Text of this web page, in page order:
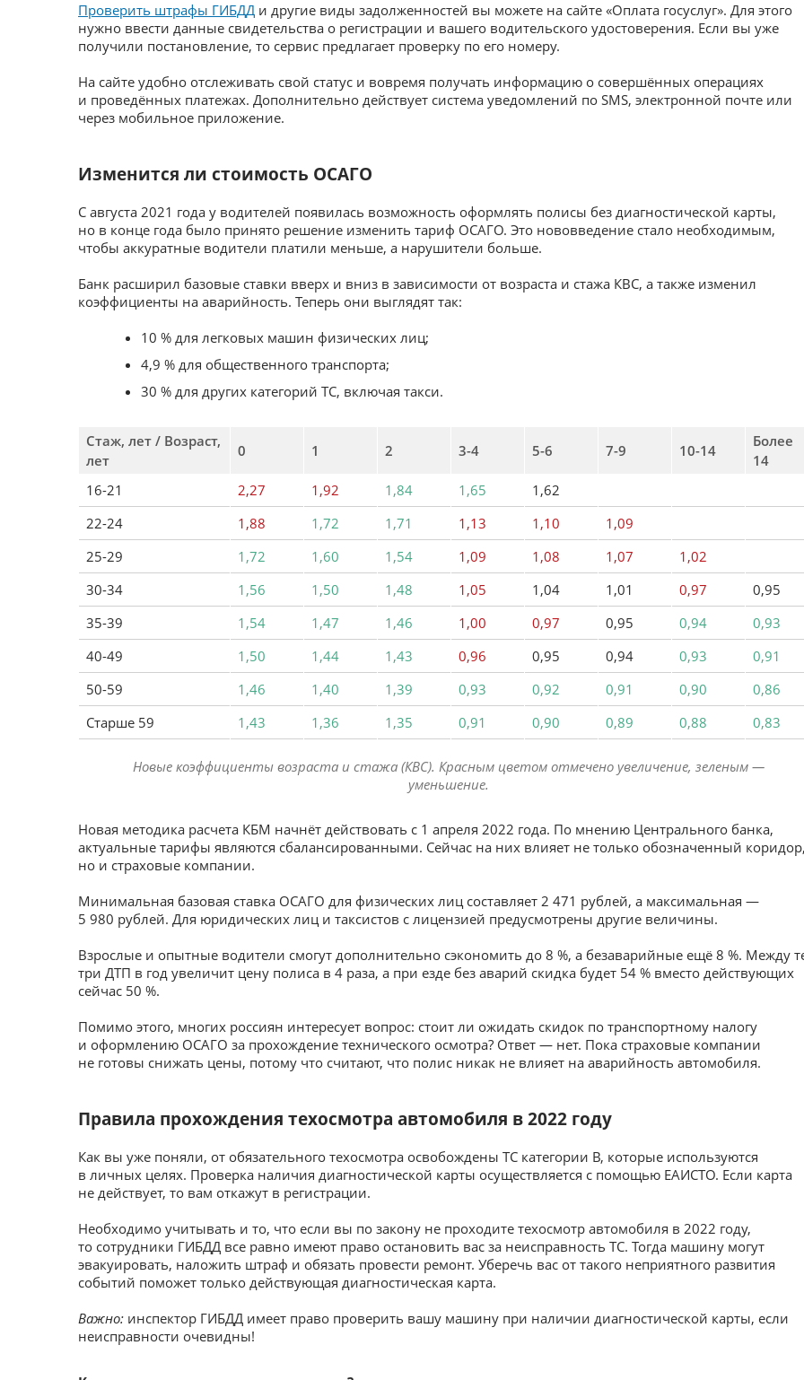
Проверить штрафы ГИБДД и другие виды задолженностей вы можете на сайте «Оплата госуслуг». Для этого
нужно ввести данные свидетельства о регистрации и вашего водительского удостоверения. Если вы уже
получили постановление, то сервис предлагает проверку по его номеру.
На сайте удобно отслеживать свой статус и вовремя получать информацию о совершённых операциях
и проведённых платежах. Дополнительно действует система уведомлений по SMS, электронной почте или
через мобильное приложение.
Изменится ли стоимость ОСАГО
С августа 2021 года у водителей появилась возможность оформлять полисы без диагностической карты,
но в конце года было принято решение изменить тариф ОСАГО. Это нововведение стало необходимым,
чтобы аккуратные водители платили меньше, а нарушители больше.
Банк расширил базовые ставки вверх и вниз в зависимости от возраста и стажа КВС, а также изменил
коэффициенты на аварийность. Теперь они выглядят так:
10 % для легковых машин физических лиц;
4,9 % для общественного транспорта;
30 % для других категорий ТС, включая такси.
Стаж, лет / Возраст,
лет
0 1 2 3-4 5-6 7-9 10-14
Более
14
16-21
2,27 1,92 1,84 1,65
1,62
22-24
1,88 1,72 1,71 1,13 1,10
1,09
25-29
1,72 1,60 1,54 1,09 1,08 1,07
1,02
30-34
1,56 1,50 1,48 1,05 1,04 1,01 0,97
0,95
35-39
1,54 1,47 1,46 1,00 0,97 0,95 0,94
0,93
40-49
1,50 1,44 1,43 0,96 0,95 0,94 0,93
0,91
50-59
1,46 1,40 1,39 0,93 0,92 0,91 0,90
0,86
Старше 59
1,43 1,36 1,35 0,91 0,90 0,89 0,88 0,83
Новые коэффициенты возраста и стажа (КВС). Красным цветом отмечено увеличение, зеленым —
уменьшение.
Новая методика расчета КБМ начнёт действовать с 1 апреля 2022 года. По мнению Центрального банка,
актуальные тарифы являются сбалансированными. Сейчас на них влияет не только обозначенный
но и страховые компании.
Минимальная базовая ставка ОСАГО для физических лиц составляет 2 471 рублей, а максимальная —
5 980 рублей. Для юридических лиц и таксистов с лицензией предусмотрены другие величины.
Взрослые и опытные водители смогут дополнительно сэкономить до 8 %, а безаварийные ещё 8 %. Между
три ДТП в год увеличит цену полиса в 4 раза, а при езде без аварий скидка будет 54 % вместо действующих
сейчас 50 %.
Помимо этого, многих россиян интересует вопрос: стоит ли ожидать скидок по транспортному налогу
и оформлению ОСАГО за прохождение технического осмотра? Ответ — нет. Пока страховые компании
не готовы снижать цены, потому что считают, что полис никак не влияет на аварийность автомобиля.
Правила прохождения техосмотра автомобиля в 2022 году
Как вы уже поняли, от обязательного техосмотра освобождены ТС категории В, которые используются
в личных целях. Проверка наличия диагностической карты осуществляется с помощью ЕАИСТО. Если карта
не действует, то вам откажут в регистрации.
Необходимо учитывать и то, что если вы по закону не проходите техосмотр автомобиля в 2022 году,
то сотрудники ГИБДД все равно имеют право остановить вас за неисправность ТС. Тогда машину могут
эвакуировать, наложить штраф и обязать провести ремонт. Уберечь вас от такого неприятного развития
событий поможет только действующая диагностическая карта.
Важно: инспектор ГИБДД имеет право проверить вашу машину при наличии диагностической карты, если
неисправности очевидны!